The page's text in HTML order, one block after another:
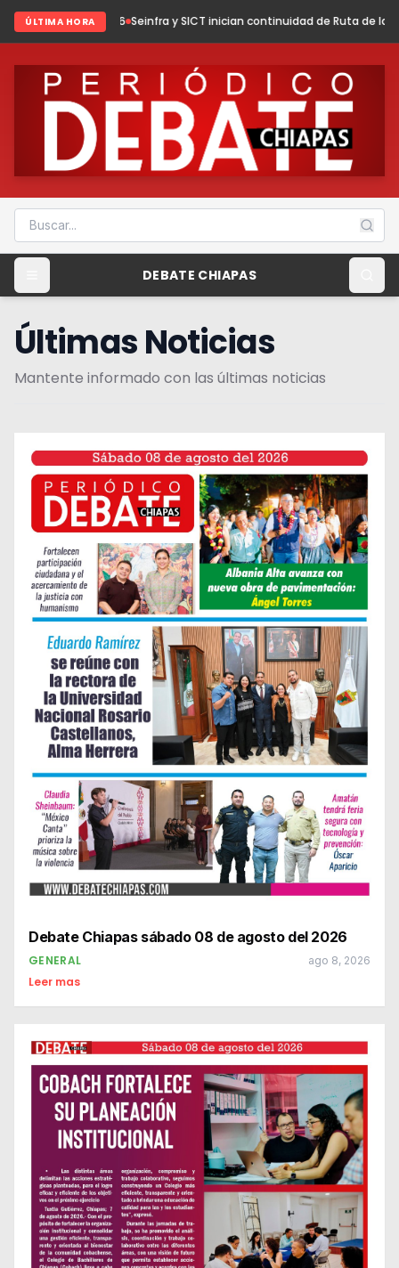
ÚLTIMA HORA
Seinfra y SICT inician continuidad de Ruta de las Culturas Mayas
DEBATE CHIAPAS
Últimas Noticias
Mantente informado con las últimas noticias
Debate Chiapas sábado 08 de agosto del 2026
GENERAL ago 8, 2026
Leer mas